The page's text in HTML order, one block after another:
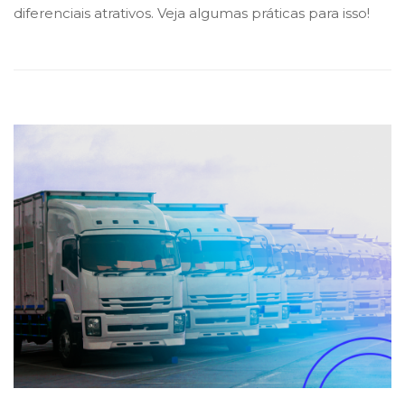
diferenciais atrativos. Veja algumas práticas para isso!